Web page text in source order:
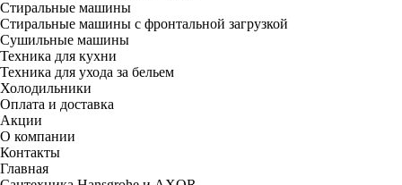
Стиральные машины
Стиральные машины с фронтальной загрузкой
Сушильные машины
Техника для кухни
Техника для ухода за бельем
Холодильники
Оплата и доставка
Акции
О компании
Контакты
Главная